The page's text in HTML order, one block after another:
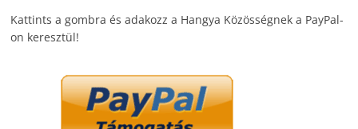
Kattints a gombra és adakozz a Hangya Közösségnek a PayPal-
on keresztül!